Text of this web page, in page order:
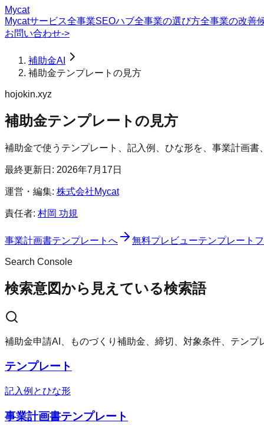
Mycat
Mycatサービス全事業SEOハブ全事業の選び方全事業の改善
お問い合わせ->
補助金AI
補助金テンプレートの見方
hojokin.xyz
補助金テンプレートの見方
補助金で使うテンプレート、記入例、ひな形を、事業計画
最終更新日: 2026年7月17日
運営・編集: 株式会社Mycat
責任者: 村岡 功規
事業計画書テンプレート へ 無料プレビューテンプレート
Search Console
検索意図から見えている検索語
補助金申請AI、ものづくり補助金、締切、対象条件、テンプ
テンプレート
記入例とひな形
事業計画書テンプレート